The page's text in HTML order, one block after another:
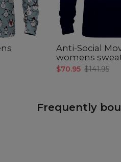
Anti-Social
womens
$70.95 $141.95
Frequently